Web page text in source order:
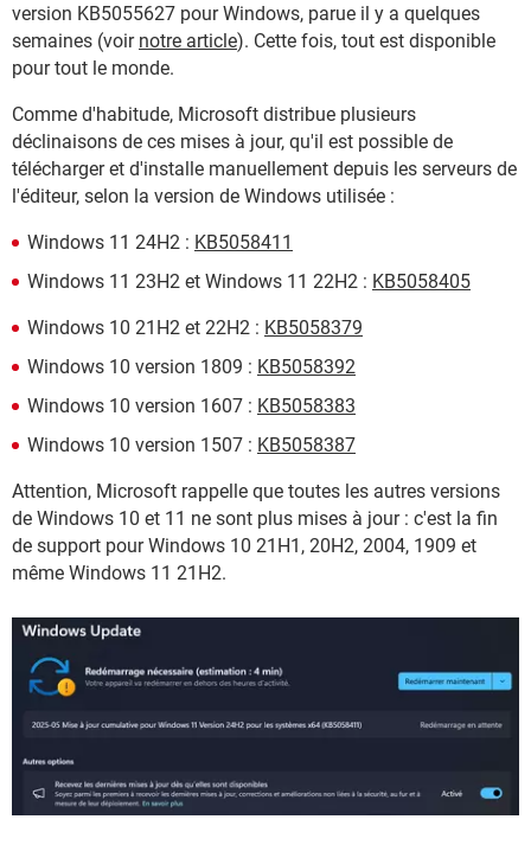
version KB5055627 pour Windows, parue il y a quelques
semaines (voir notre article). Cette fois, tout est disponible
pour tout le monde.
Comme d'habitude, Microsoft distribue plusieurs
déclinaisons de ces mises à jour, qu'il est possible de
télécharger et d'installe manuellement depuis les serveurs de
l'éditeur, selon la version de Windows utilisée :
Windows 11 24H2 : KB5058411
Windows 11 23H2 et Windows 11 22H2 : KB5058405
Windows 10 21H2 et 22H2 : KB5058379
Windows 10 version 1809 : KB5058392
Windows 10 version 1607 : KB5058383
Windows 10 version 1507 : KB5058387
Attention, Microsoft rappelle que toutes les autres versions
de Windows 10 et 11 ne sont plus mises à jour : c'est la fin
de support pour Windows 10 21H1, 20H2, 2004, 1909 et
même Windows 11 21H2.